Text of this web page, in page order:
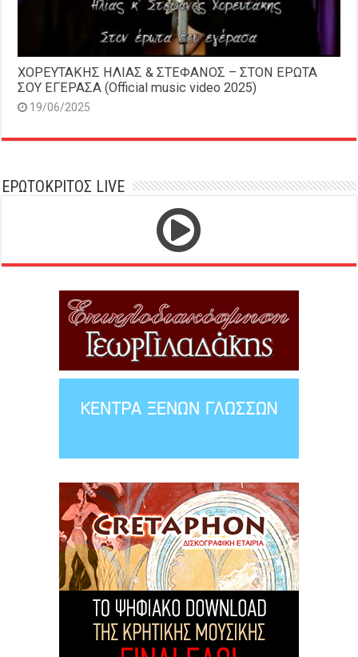
ΧΟΡΕΥΤΑΚΗΣ ΗΛΙΑΣ & ΣΤΕΦΑΝΟΣ – ΣΤΟΝ ΕΡΩΤΑ
ΣΟΥ ΕΓΕΡΑΣΑ (Official music video 2025)
19/06/2025
ΕΡΩΤΟΚΡΙΤΟΣ LIVE